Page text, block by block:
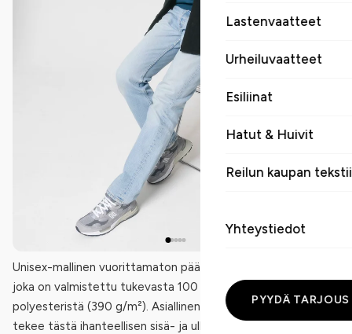
Lastenvaatteet
Urheiluvaatteet
Esiliinat
Hatut & Huivit
Reilun kaupan
Yhteystiedot
PYYDÄ TARJOUS
Unisex-mallinen vuorittamaton päällyspaita eli paitatakki,
joka on valmistettu tukevasta 100 % kierrätetystä
polyesteristä (390 g/m²). Asiallinen Medium Fit -istuvuus
tekee tästä ihanteellisen sisä- ja ulkokäytön välimuodon